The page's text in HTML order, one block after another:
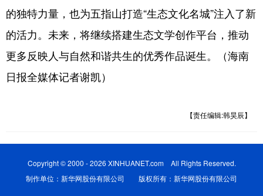
的独特力量，也为五指山打造“生态文化名城”注入了新
的活力。未来，将继续搭建生态文学创作平台，推动
更多反映人与自然和谐共生的优秀作品诞生。（海南
日报全媒体记者谢凯）
【责任编辑:韩昊辰】
Copyright © 2000 - 2026 XINHUANET.com All Rights Reserved.
制作单位：新华网股份有限公司 版权所有：新华网股份有限公司